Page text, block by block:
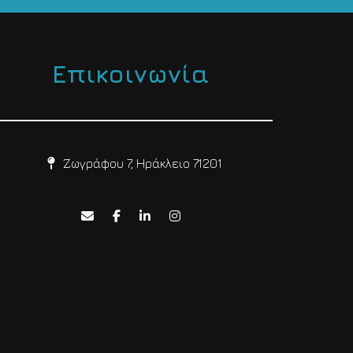
Επικοινωνία
Ζωγράφου 7, Ηράκλειο 71201